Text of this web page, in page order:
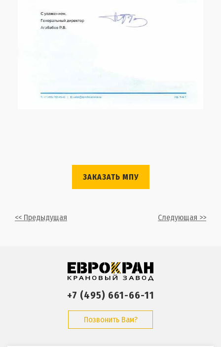
ЗАКАЗАТЬ МПУ
<< Предыдущая Следующая >>
+7 (495) 661-66-11
Позвонить Вам?